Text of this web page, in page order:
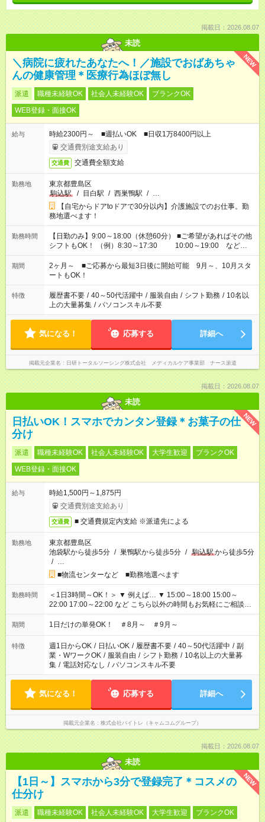
掲載日：2026.08.07
未読
NEW
＼病院に疲れたあなたへ！／施設でおばあちゃ
んの健康管理＊医療行為ほぼ無し
派遣 職種未経験OK 社会人未経験OK
ブランクOK
WEB登録・面接OK
給与
時給2300円～ ■週払いOK ■日収1万8400円以上
交通費別途支給あり
交通費 交通費全額支給
勤務地
東京都豊島区
駒込駅
/ 目白駅 / 西巣鴨駅 / …
【自宅からドアtoドアで30分以内】介護施設でのお仕事。勤
務地選べます！
勤務時間
【日勤のみ】9:00～18:00（休憩60分） ■ご希望があればその他
シフトもOK！ （例）8:30～17:30 10:00～19:00 など
「家族とお休みを合わせたい」 「できれば残業はしたくない」
など、あなたのご希望に沿ったお仕事をご紹介します！ ※Wワ
ーク希望の方へ 今ご覧のお仕事で希望する勤務時間と、もう1つ
のお仕事の勤務時間。 合計で週40時間を超える場合は応募でき
ません
期間
2ヶ月～ ■ご応募から最短3日後に開始可能 9月～、10月スタ
ートもOK！
特徴 履歴書不要 / 40～50代活躍中 / 服装自由 / シフト勤務 / 10名以
上の大量募集 / パソコンスキル不要
気になる！ 応募する 詳細へ
掲載元企業名 日研トータルソーシング株式会社 メディカルケア事業部 ナース派遣
掲載日：2026.08.07
未読
NEW
日払いOK！スマホでカンタン登録＊お菓子の仕
分け
派遣 職種未経験OK 社会人未経験OK 大学生歓迎
ブランクOK
WEB登録・面接OK
給与
時給1,500円～1,875円
交通費別途支給あり
交通費 ■ 交通費規定内支給 ※派遣先による
勤務地
東京都豊島区
池袋駅から徒歩5分 / 巣鴨駅から徒歩5分 / 駒込駅から徒歩5分
/ …
■物流センターなど ■勤務地選べます
勤務時間
＜1日3時間～OK！＞ ▼ 例えば… ▼ 15:00～18:00 15:00～
22:00 17:00～22:00 など こちら以外の時間もお気軽にご相談く
ださい！
期間 1日だけの単発OK！ ＃8月～ ＃9月～
特徴 週1日からOK / 日払いOK / 履歴書不要 / 40～50代活躍中 / 副
業・WワークOK / 服装自由 / シフト勤務 / 10名以上の大量募
集 / 電話対応なし / パソコンスキル不要
気になる！ 応募する 詳細へ
掲載元企業名 株式会社バイトレ（キャムコムグループ）
掲載日：2026.08.07
未読
NEW
【1日～】スマホから3分で登録完了＊コスメの
仕分け
派遣 職種未経験OK 社会人未経験OK 大学生歓迎
ブランクOK